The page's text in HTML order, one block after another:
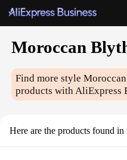
Moroccan
Find more style
products with AliExpress
Here are the products found in